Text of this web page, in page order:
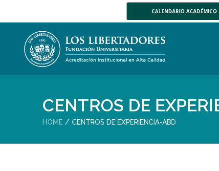
CALENDARIO ACADÉMICO
CENTROS DE
HOME CENTROS DE EXPERIENCIA-ABD